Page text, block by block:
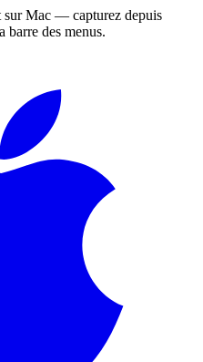
sur Mac — capturez depuis
barre des menus.